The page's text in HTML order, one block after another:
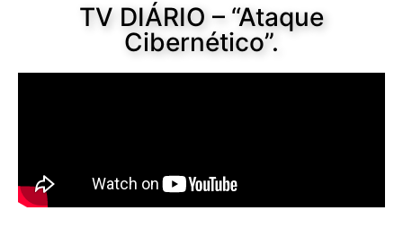
TV DIÁRIO – “Ataque
Cibernético”.